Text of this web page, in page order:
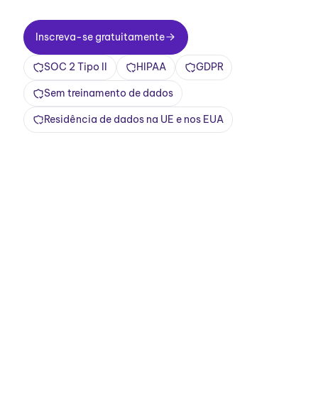
Inscreva-se gratuitamente
Inscreva-se gratuitamente
SOC 2 Tipo II HIPAA GDPR
Sem treinamento de dados
Residência de dados na UE e nos EUA